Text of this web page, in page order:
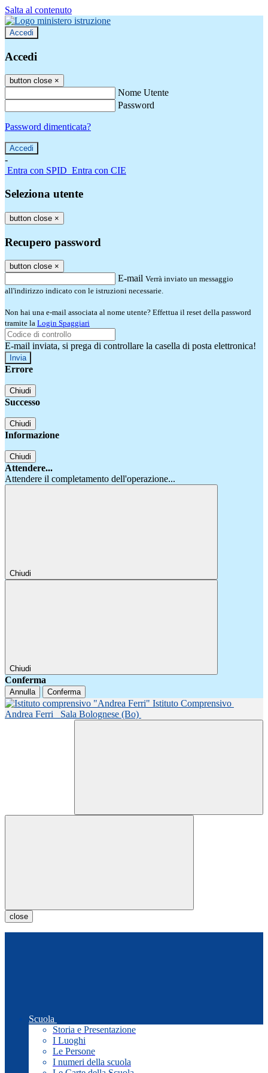
Salta al contenuto
Accedi
Accedi
button close ×
Nome Utente
Password
Password dimenticata?
-
Entra con SPID Entra con CIE
Seleziona utente
button close ×
Recupero password
button close ×
E-mail Verrà inviato un messaggio
all'indirizzo indicato con le istruzioni necessarie.
Non hai una e-mail associata al nome utente? Effettua il reset della password
tramite la Login Spaggiari
E-mail inviata, si prega di controllare la casella di posta elettronica!
Errore
Chiudi
Successo
Chiudi
Informazione
Chiudi
Attendere...
Attendere il completamento dell'operazione...
Chiudi
Chiudi
Conferma
Annulla Conferma
Istituto Comprensivo
Andrea Ferri
Sala Bolognese (Bo)
close
Scuola
Storia e Presentazione
I Luoghi
Le Persone
I numeri della scuola